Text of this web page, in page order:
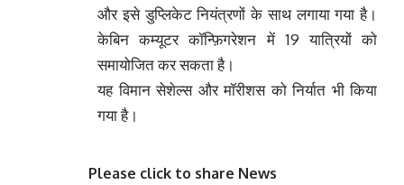
और इसे डुप्लिकेट नियंत्रणों के साथ लगाया गया है।
केबिन कम्यूटर कॉन्फ़िगरेशन में 19 यात्रियों को
समायोजित कर सकता है।
यह विमान सेशेल्स और मॉरीशस को निर्यात भी किया
गया है।
Please click to share News